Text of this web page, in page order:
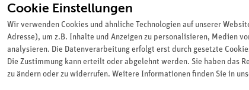
Cookie Einstellungen
Wir verwenden Cookies und ähnliche Technologien auf unserer
Adresse), um z.B. Inhalte und Anzeigen zu personalisieren, Medien
analysieren. Die Datenverarbeitung erfolgt erst durch gesetzte
Die Zustimmung kann erteilt oder abgelehnt werden. Sie haben das
zu ändern oder zu widerrufen. Weitere Informationen finden Sie in